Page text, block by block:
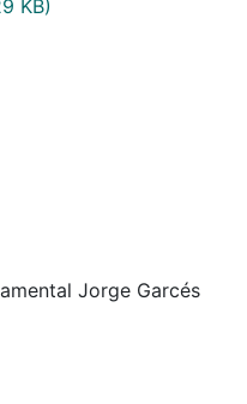
KB)
Jorge Garcés